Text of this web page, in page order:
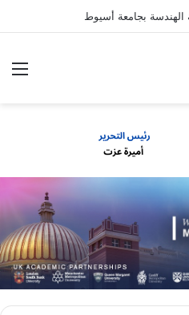
بجامعة أسيوط